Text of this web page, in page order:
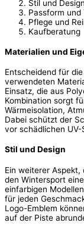
Stil und Design
Passform
Pflege und
Kaufberatung
Materialien und
Entscheidend für
verwendeten
Einsatz, die aus
Kombination sorgt
Wärmeisolation,
Dabei schützt der
vor schädlichen UV-
Stil und Design
Ein weiterer
den Wintersport
einfarbigen
für jeden
Logo-Emblem
auf der Piste